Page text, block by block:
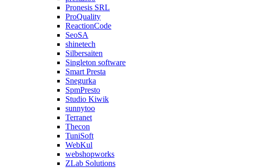
Pronesis SRL
ProQuality
ReactionCode
SeoSA
shinetech
Silbersaiten
Singleton software
Smart Presta
Snegurka
SpmPresto
Studio Kiwik
sunnytoo
Terranet
Thecon
TuniSoft
WebKul
webshopworks
ZLab Solutions